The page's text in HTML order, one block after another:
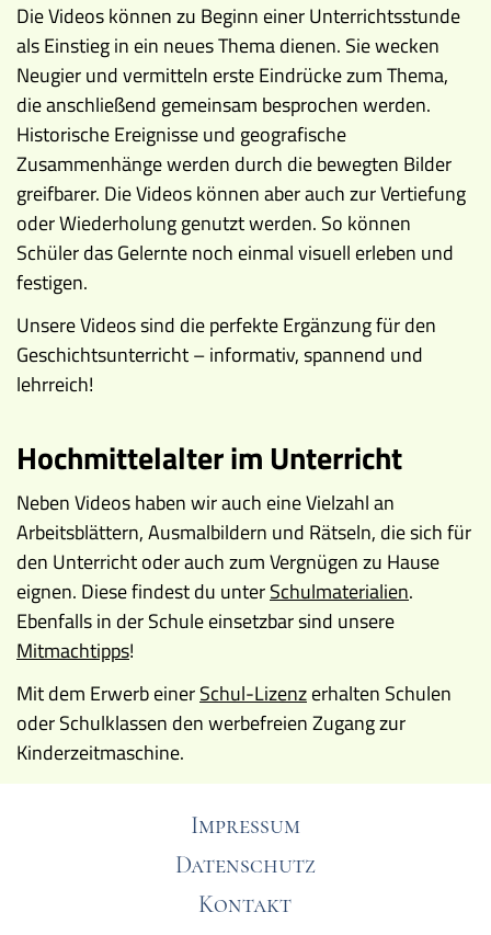
Die Videos können zu Beginn einer Unterrichtsstunde
als Einstieg in ein neues Thema dienen. Sie wecken
Neugier und vermitteln erste Eindrücke zum Thema,
die anschließend gemeinsam besprochen werden.
Historische Ereignisse und geografische
Zusammenhänge werden durch die bewegten Bilder
greifbarer. Die Videos können aber auch zur Vertiefung
oder Wiederholung genutzt werden. So können
Schüler das Gelernte noch einmal visuell erleben und
festigen.
Unsere Videos sind die perfekte Ergänzung für den
Geschichtsunterricht – informativ, spannend und
lehrreich!
Hochmittelalter im Unterricht
Neben Videos haben wir auch eine Vielzahl an
Arbeitsblättern, Ausmalbildern und Rätseln, die sich für
den Unterricht oder auch zum Vergnügen zu Hause
eignen. Diese findest du unterSchulmaterialien.
Ebenfalls in der Schule einsetzbar sind unsere
Mitmachtipps!
Mit dem Erwerb einerSchul-Lizenzerhalten Schulen
oder Schulklassen den werbefreien Zugang zur
Kinderzeitmaschine.
Impressum
Datenschutz
Kontakt